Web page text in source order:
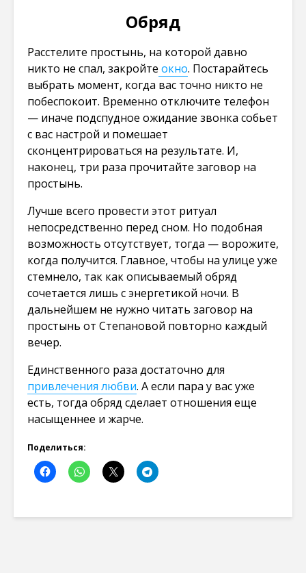
Обряд
Расстелите простынь, на которой давно
никто не спал, закройте окно. Постарайтесь
выбрать момент, когда вас точно никто не
побеспокоит. Временно отключите телефон
— иначе подспудное ожидание звонка собьет
с вас настрой и помешает
сконцентрироваться на результате. И,
наконец, три раза прочитайте заговор на
простынь.
Лучше всего провести этот ритуал
непосредственно перед сном. Но подобная
возможность отсутствует, тогда — ворожите,
когда получится. Главное, чтобы на улице уже
стемнело, так как описываемый обряд
сочетается лишь с энергетикой ночи. В
дальнейшем не нужно читать заговор на
простынь от Степановой повторно каждый
вечер.
Единственного раза достаточно для
привлечения любви. А если пара у вас уже
есть, тогда обряд сделает отношения еще
насыщеннее и жарче.
Поделиться: